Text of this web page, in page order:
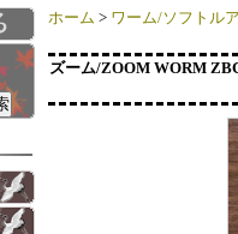
ホーム > ワーム/ソフトル
ズーム/ZOOM WORM